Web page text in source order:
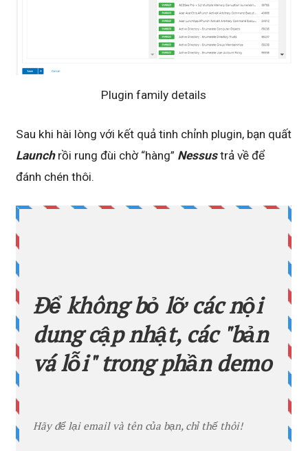
Plugin family details
Sau khi hài lòng với kết quả tinh chỉnh plugin, bạn quất
Launchrồi rung đùi chờ “hàng” Nessustrả về để
đánh chén thôi.